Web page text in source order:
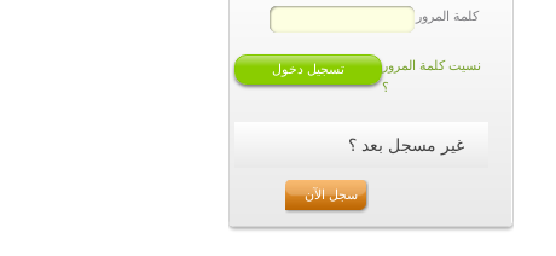
كلمة المرور
نسيت كلمة المرور
؟
غير مسجل بعد ؟
سجل الآن